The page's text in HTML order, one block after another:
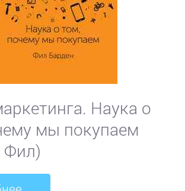
Наука о
мы покупаем
Фил)